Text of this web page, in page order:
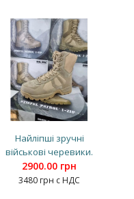
Найліпші зручні
військові черевики.
2900.00 грн
3480 грн с НДС